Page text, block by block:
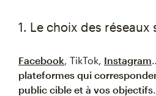
1. Le choix des réseaux
Facebook, TikTok, Instagram
plateformes qui
public cible et à vos objectifs